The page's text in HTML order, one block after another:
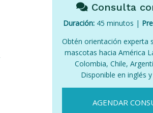
Consulta
Duración: 45 minutos |
Obtén orientación experta
mascotas hacia América
Colombia, Chile,
Disponible en inglés
AGENDAR